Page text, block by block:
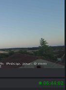
06:44:02